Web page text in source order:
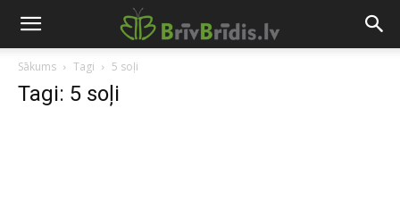
Sākums Tagi 5 soļi
Tagi: 5 soļi